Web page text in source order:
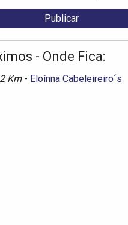
- Onde Fica:
Km - Eloínna Cabeleireiro´s